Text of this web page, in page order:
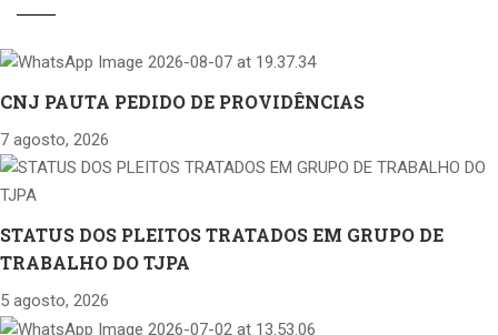
CNJ PAUTA PEDIDO DE PROVIDÊNCIAS
7 agosto, 2026
STATUS DOS PLEITOS TRATADOS EM GRUPO DE
TRABALHO DO TJPA
5 agosto, 2026